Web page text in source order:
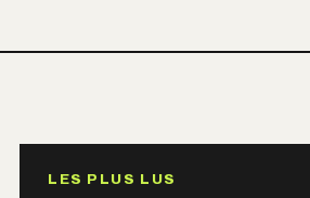
LES PLUS LUS